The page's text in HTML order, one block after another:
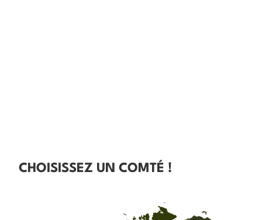
CHOISISSEZ UN COMTÉ !